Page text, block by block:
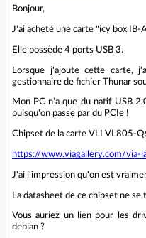
Bonjour,
J'ai acheté une carte "icy box
Elle possède 4 ports USB 3.
Lorsque j'ajoute cette carte,
gestionnaire de fichier Thunar
Mon PC n'a que du natif USB
puisqu'on passe par du PCIe !
Chipset de la carte VLI VL805-
https://www.viagallery.com/via-
J'ai l'impression qu'on est
La datasheet de ce chipset ne
Vous auriez un lien pour les
debian ?